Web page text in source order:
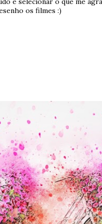
os filmes :)